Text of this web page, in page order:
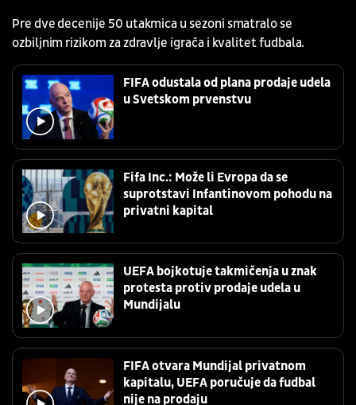
Pre dve decenije 50 utakmica u sezoni smatralo se
ozbiljnim rizikom za zdravlje igrača i kvalitet fudbala.
FIFA odustala od plana prodaje udela
u Svetskom prvenstvu
Fifa Inc.: Može li Evropa da se
suprotstavi Infantinovom pohodu na
privatni kapital
UEFA bojkotuje takmičenja u znak
protesta protiv prodaje udela u
Mundijalu
FIFA otvara Mundijal privatnom
kapitalu, UEFA poručuje da fudbal
nije na prodaju